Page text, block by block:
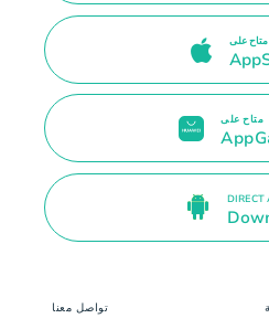
متاح على
متاح على
DIRECT
تواصل معنا